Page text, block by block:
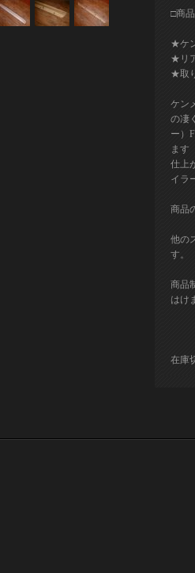
□商
★ケ
★リ
★取
ケン
の凄
ー）
ます
仕上
イラ
商品
他の
す。
商品
はけ
在庫